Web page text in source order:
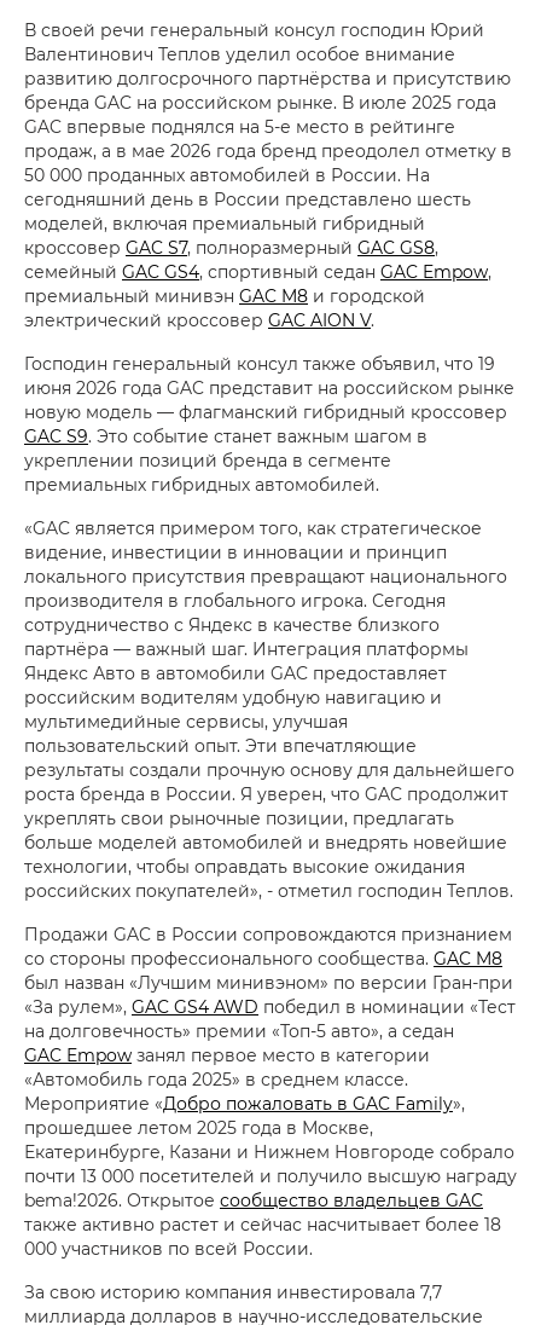
В своей речи генеральный консул господин Юрий
Валентинович Теплов уделил особое внимание
развитию долгосрочного партнёрства и присутствию
бренда GAC на российском рынке. В июле 2025 года
GAC впервые поднялся на 5-е место в рейтинге
продаж, а в мае 2026 года бренд преодолел отметку в
50 000 проданных автомобилей в России. На
сегодняшний день в России представлено шесть
моделей, включая премиальный гибридный
кроссовер GAC S7, полноразмерный GAC GS8,
семейный GAC GS4, спортивный седан GAC Empow,
премиальный минивэн GAC M8 и городской
электрический кроссовер GAC AION V.
Господин генеральный консул также объявил, что 19
июня 2026 года GAC представит на российском рынке
новую модель — флагманский гибридный кроссовер
GAC S9. Это событие станет важным шагом в
укреплении позиций бренда в сегменте
премиальных гибридных автомобилей.
«GAC является примером того, как стратегическое
видение, инвестиции в инновации и принцип
локального присутствия превращают национального
производителя в глобального игрока. Сегодня
сотрудничество с Яндекс в качестве близкого
партнёра — важный шаг. Интеграция платформы
Яндекс Авто в автомобили GAC предоставляет
российским водителям удобную навигацию и
мультимедийные сервисы, улучшая
пользовательский опыт. Эти впечатляющие
результаты создали прочную основу для дальнейшего
роста бренда в России. Я уверен, что GAC продолжит
укреплять свои рыночные позиции, предлагать
больше моделей автомобилей и внедрять новейшие
технологии, чтобы оправдать высокие ожидания
российских покупателей», - отметил господин Теплов.
Продажи GAC в России сопровождаются признанием
со стороны профессионального сообщества. GAC M8
был назван «Лучшим минивэном» по версии Гран-при
«За рулем», GAC GS4 AWD победил в номинации «Тест
на долговечность» премии «Топ-5 авто», а седан
GAC Empow занял первое место в категории
«Автомобиль года 2025» в среднем классе.
Мероприятие «Добро пожаловать в GAC Family»,
прошедшее летом 2025 года в Москве,
Екатеринбурге, Казани и Нижнем Новгороде собрало
почти 13 000 посетителей и получило высшую награду
bema!2026. Открытое сообщество владельцев GAC
также активно растет и сейчас насчитывает более 18
000 участников по всей России.
За свою историю компания инвестировала 7,7
миллиарда долларов в научно-исследовательские